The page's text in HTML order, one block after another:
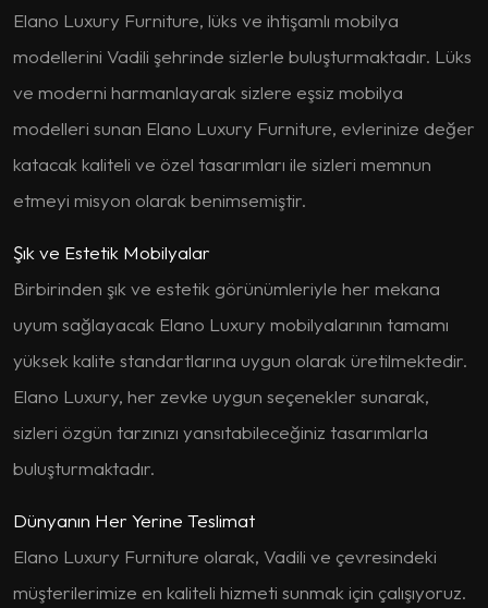
Elano Luxury Furniture, lüks ve ihtişamlı mobilya
modellerini Vadili şehrinde sizlerle buluşturmaktadır. Lüks
ve moderni harmanlayarak sizlere eşsiz mobilya
modelleri sunan Elano Luxury Furniture, evlerinize değer
katacak kaliteli ve özel tasarımları ile sizleri memnun
etmeyi misyon olarak benimsemiştir.
Şık ve Estetik Mobilyalar
Birbirinden şık ve estetik görünümleriyle her mekana
uyum sağlayacak Elano Luxury mobilyalarının tamamı
yüksek kalite standartlarına uygun olarak üretilmektedir.
Elano Luxury, her zevke uygun seçenekler sunarak,
sizleri özgün tarzınızı yansıtabileceğiniz tasarımlarla
buluşturmaktadır.
Dünyanın Her Yerine Teslimat
Elano Luxury Furniture olarak, Vadili ve çevresindeki
müşterilerimize en kaliteli hizmeti sunmak için çalışıyoruz.